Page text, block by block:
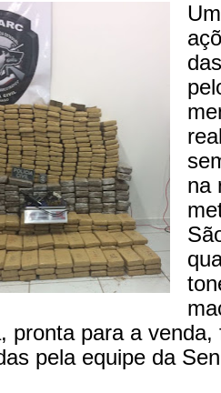
na
pronta para a venda,
pela equipe da